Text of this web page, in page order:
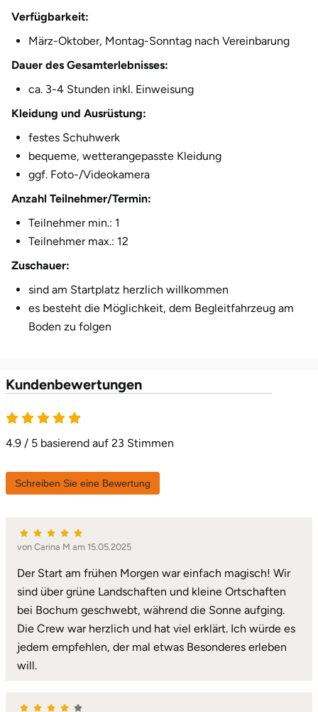
Verfügbarkeit:
März-Oktober, Montag-Sonntag nach Vereinbarung
Dauer des Gesamterlebnisses:
ca. 3-4 Stunden inkl. Einweisung
Kleidung und Ausrüstung:
festes Schuhwerk
bequeme, wetterangepasste Kleidung
ggf. Foto-/Videokamera
Anzahl Teilnehmer/Termin:
Teilnehmer min.: 1
Teilnehmer max.: 12
Zuschauer:
sind am Startplatz herzlich willkommen
es besteht die Möglichkeit, dem Begleitfahrzeug am
Boden zu folgen
Kundenbewertungen
4.9 / 5 basierend auf 23 Stimmen
Schreiben Sie eine Bewertung
von Carina M am 15.05.2025
Der Start am frühen Morgen war einfach magisch! Wir
sind über grüne Landschaften und kleine Ortschaften
bei Bochum geschwebt, während die Sonne aufging.
Die Crew war herzlich und hat viel erklärt. Ich würde es
jedem empfehlen, der mal etwas Besonderes erleben
will.